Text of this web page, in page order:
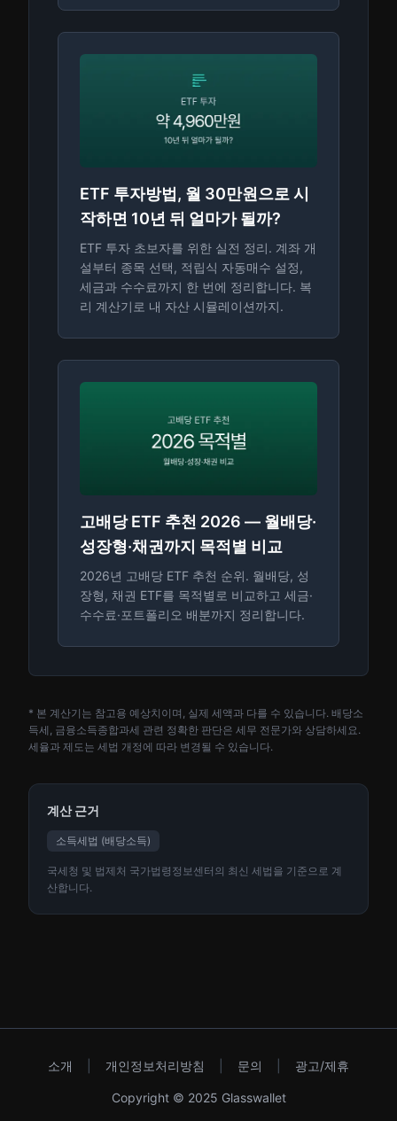
ETF 투자방법, 월 30만원으로 시
작하면 10년 뒤 얼마가 될까?
ETF 투자 초보자를 위한 실전 정리. 계좌 개
설부터 종목 선택, 적립식 자동매수 설정,
세금과 수수료까지 한 번에 정리합니다. 복
리 계산기로 내 자산 시뮬레이션까지.
고배당 ETF 추천 2026 — 월배당·
성장형·채권까지 목적별 비교
2026년 고배당 ETF 추천 순위. 월배당, 성
장형, 채권 ETF를 목적별로 비교하고 세금·
수수료·포트폴리오 배분까지 정리합니다.
* 본 계산기는 참고용 예상치이며, 실제 세액과 다를 수 있습니다. 배당소
득세, 금융소득종합과세 관련 정확한 판단은 세무 전문가와 상담하세요.
세율과 제도는 세법 개정에 따라 변경될 수 있습니다.
계산 근거
소득세법 (배당소득)
국세청 및 법제처 국가법령정보센터의 최신 세법을 기준으로 계
산합니다.
소개 개인정보처리방침 문의 광고/제휴
Copyright © 2025 Glasswallet